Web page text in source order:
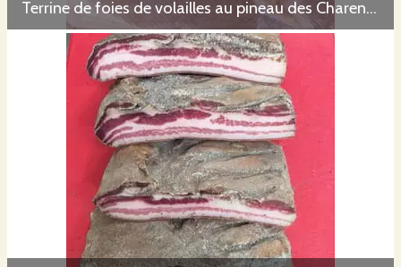
Terrine de foies de volailles au pineau des Charentes